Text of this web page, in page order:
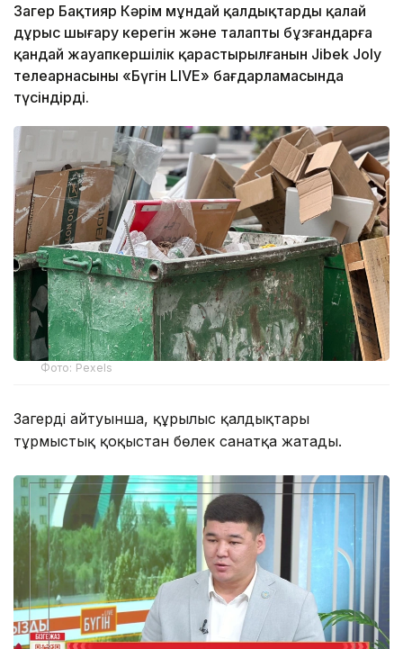
Заңгер Бақтияр Кәрім мұндай қалдықтарды қалай
дұрыс шығару керегін және талапты бұзғандарға
қандай жауапкершілік қарастырылғанын Jibek Joly
телеарнасының «Бүгін LIVE» бағдарламасында
түсіндірді.
Фото: Pexels
Заңгердің айтуынша, құрылыс қалдықтары
тұрмыстық қоқыстан бөлек санатқа жатады.